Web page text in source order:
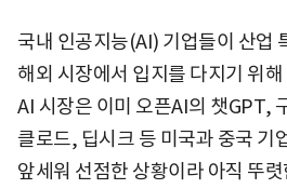
국내 인공지능(AI) 기업들이 산업
해외 시장에서 입지를 다지기 위
AI 시장은 이미 오픈AI의 챗GPT,
클로드, 딥시크 등 미국과 중국 기
앞세워 선점한 상황이라 아직 뚜